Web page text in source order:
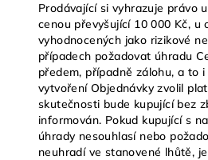
Prodávající si vyhrazuje právo
cenou převyšující 10 000 Kč, u
vyhodnocených jako rizikové
případech požadovat úhradu
předem, případně zálohu, a to
vytvoření Objednávky zvolil
skutečnosti bude kupující bez
informován. Pokud kupující s
úhrady nesouhlasí nebo
neuhradí ve stanovené lhůtě,